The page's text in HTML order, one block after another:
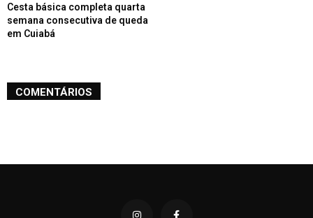
Cesta básica completa quarta
semana consecutiva de queda
em Cuiabá
COMENTÁRIOS